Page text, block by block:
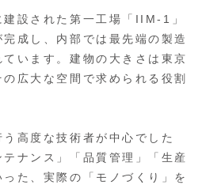
設された第一工場「IIM-1」
成し、内部では最先端の製造
います。建物の大きさは東京
広大な空間で求められる役割
高度な技術者が中心でした
ナンス」「品質管理」「生産
た、実際の「モノづくり」を